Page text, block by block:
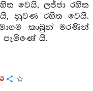
වෙයි, ලජ්ජා රහිත
නුවණ රහිත වෙයි.
කාබුන් මරණින්
පැමිණේ යි.